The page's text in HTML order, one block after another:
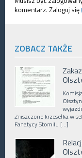
komentarz. Zaloguj się
ZOBACZ TAKŻE
Zniszczone krzesełka w
Fanatycy Stomilu […]